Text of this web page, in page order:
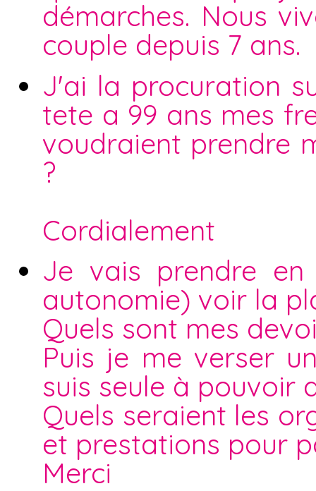
démarches. Nous
couple depuis 7 ans.
J'ai la procuration
tete a 99 ans mes
voudraient prendre
?
Cordialement
Je vais prendre
autonomie) voir la
Quels sont mes
Puis je me verser
suis seule à pouvoir
Quels seraient les
et prestations pour
Merci